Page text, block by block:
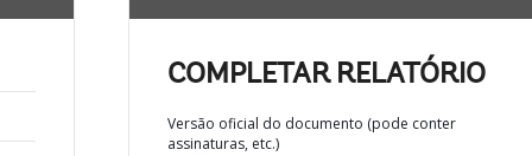
COMPLETAR RELATÓRIO
Versão oficial do documento (pode conter
assinaturas, etc.)